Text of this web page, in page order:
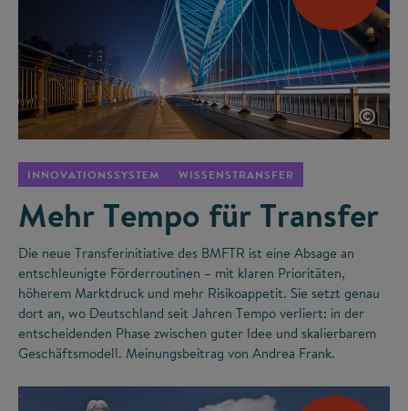
©
INNOVATIONSSYSTEM WISSENSTRANSFER
Mehr Tempo für Transfer
Die neue Transferinitiative des BMFTR ist eine Absage an
entschleunigte Förderroutinen – mit klaren Prioritäten,
höherem Marktdruck und mehr Risikoappetit. Sie setzt genau
dort an, wo Deutschland seit Jahren Tempo verliert: in der
entscheidenden Phase zwischen guter Idee und skalierbarem
Geschäftsmodell. Meinungsbeitrag von Andrea Frank.